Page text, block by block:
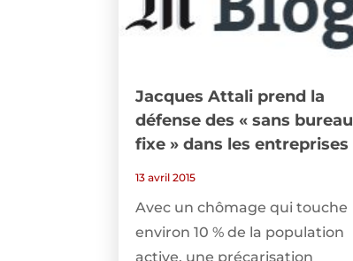
Jacques Attali prend la
défense des « sans bureau
fixe » dans les entreprises
13 avril 2015
Avec un chômage qui touche
environ 10 % de la population
active, une précarisation